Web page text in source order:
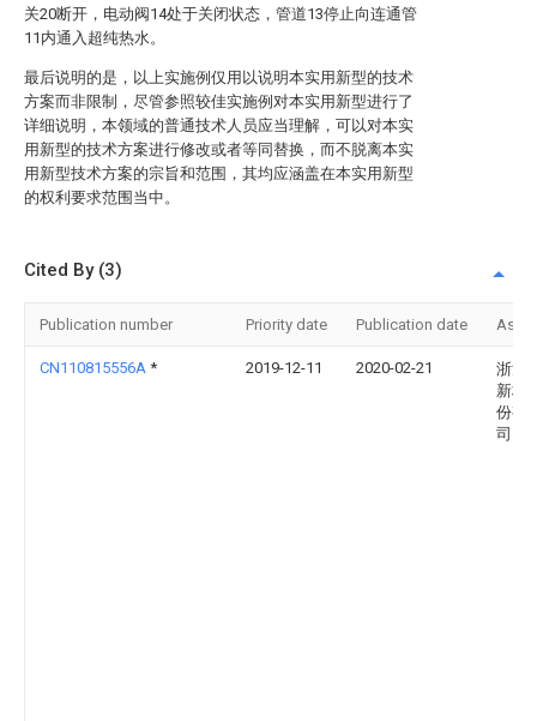
关20断开，电动阀14处于关闭状态，管道13停止向连通管
11内通入超纯热水。
最后说明的是，以上实施例仅用以说明本实用新型的技术
方案而非限制，尽管参照较佳实施例对本实用新型进行了
详细说明，本领域的普通技术人员应当理解，可以对本实
用新型的技术方案进行修改或者等同替换，而不脱离本实
用新型技术方案的宗旨和范围，其均应涵盖在本实用新型
的权利要求范围当中。
Cited By (3)
Publication number Priority date Publication date
CN110815556A * 2019-12-11 2020-02-21
浙江
新材
份有
司